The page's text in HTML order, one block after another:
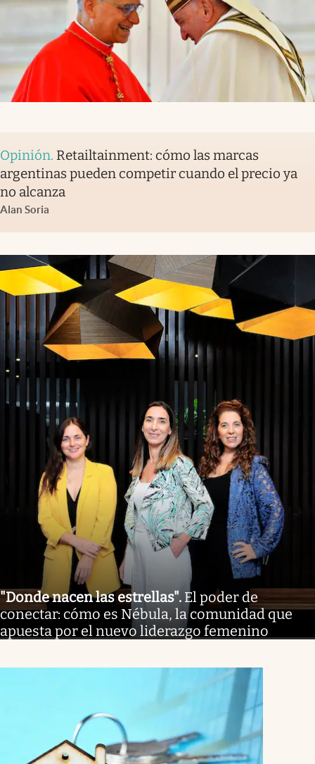
Opinión. Retailtainment: cómo las marcas
argentinas pueden competir cuando el precio ya
no alcanza
Alan Soria
"Donde nacen las estrellas". El poder de
conectar: cómo es Nébula, la comunidad que
apuesta por el nuevo liderazgo femenino